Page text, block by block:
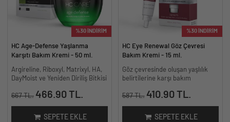
%30 İNDİRİM
HC Age-Defense Yaşlanma
Karşıtı Bakım Kremi - 50 ml.
Argireline, Riboxyl, Matrixyl, HA,
DayMoist ve Yeniden Diriliş Bitkisi
667 TL. 466.90 TL.
SEPETE EKLE
%30 İNDİRİM
HC Eye Renewal Göz Çevresi
Bakım Kremi - 15 ml.
Göz çevresinde oluşan yaşlılık
belirtilerine karşı bakım
587 TL. 410.90 TL.
SEPETE EKLE